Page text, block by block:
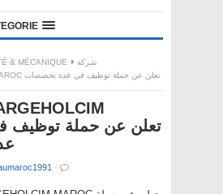
& MÉCANIQUE
شركة
LAFARGEHOLCIM MAROC تعلن عن حملة توظيف في عدة تخصصات
·